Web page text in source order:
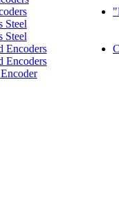
Steel
Steel
Encoders
Encoders